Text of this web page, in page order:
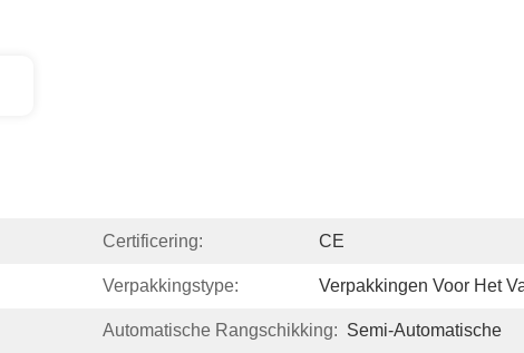
Certificering: CE
Verpakkingstype: Verpakkingen Voor Het
Automatische Rangschikking: Semi-Automatische